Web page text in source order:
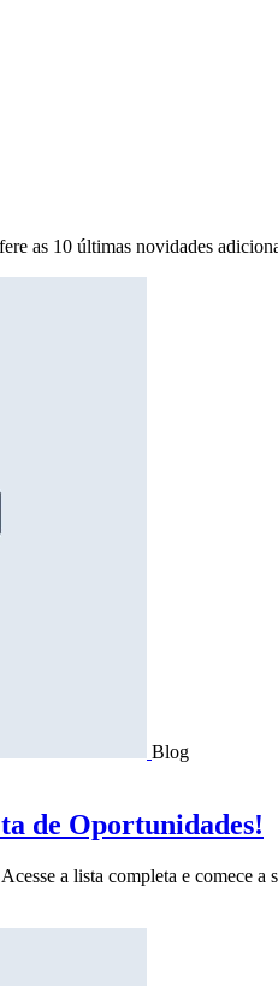
as 10 últimas novidades
Blog
de Oportunidades!
a lista completa e comece a